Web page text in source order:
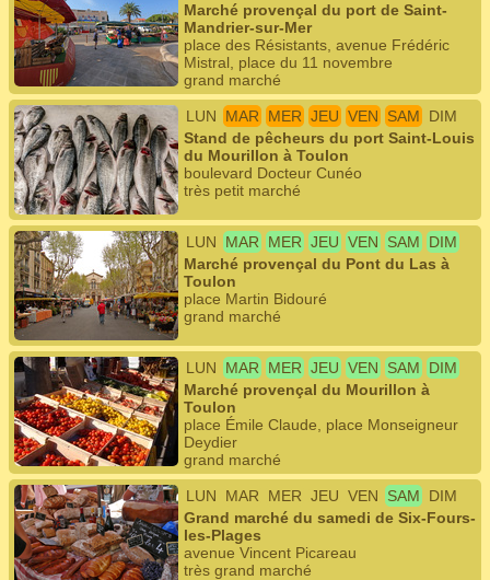
Marché provençal du port de Saint-
Mandrier-sur-Mer
place des Résistants, avenue Frédéric
Mistral, place du 11 novembre
grand marché
LUN MAR MER JEU VEN SAM
DIM
Stand de pêcheurs du port Saint-Louis
du Mourillon à Toulon
boulevard Docteur Cunéo
très petit marché
LUN MAR MER JEU VEN SAM
DIM
Marché provençal du Pont du Las à
Toulon
place Martin Bidouré
grand marché
LUN MAR MER JEU VEN SAM
DIM
Marché provençal du Mourillon à
Toulon
place Émile Claude, place Monseigneur
Deydier
grand marché
LUN MAR MER JEU VEN SAM
DIM
Grand marché du samedi de Six-Fours-
les-Plages
avenue Vincent Picareau
très grand marché